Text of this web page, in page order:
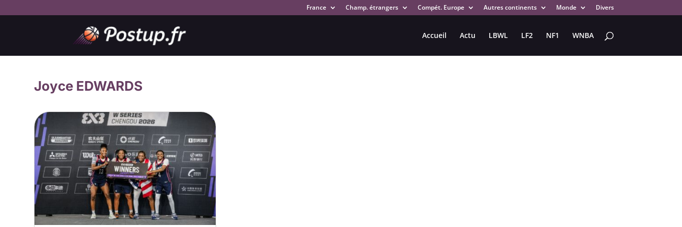
France Champ. étrangers Compét. Europe Autres continents Monde Divers
Accueil Actu LBWL LF2 NF1 WNBA
Joyce EDWARDS